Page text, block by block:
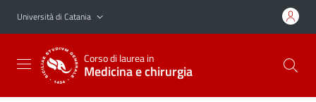
Vai al contenuto principale
Vai al menu di navigazione
Università di Catania
Corso di laurea in
Medicina e chirurgia